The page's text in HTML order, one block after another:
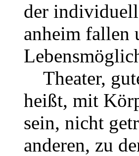
der
anheim fallen
Theater,
heißt, mit
sein, nicht
anderen, zu